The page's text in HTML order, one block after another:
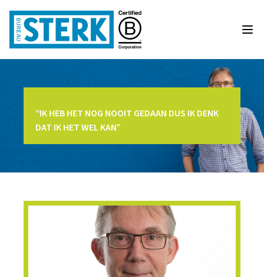
“IK HEB HET NOG NOOIT GEDAAN DUS IK DENK
DAT IK HET WEL KAN”